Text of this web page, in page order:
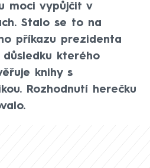
moci vypůjčit v
Stalo se to na
příkazu prezidenta
důsledku kterého
knihy s
Rozhodnutí herečku